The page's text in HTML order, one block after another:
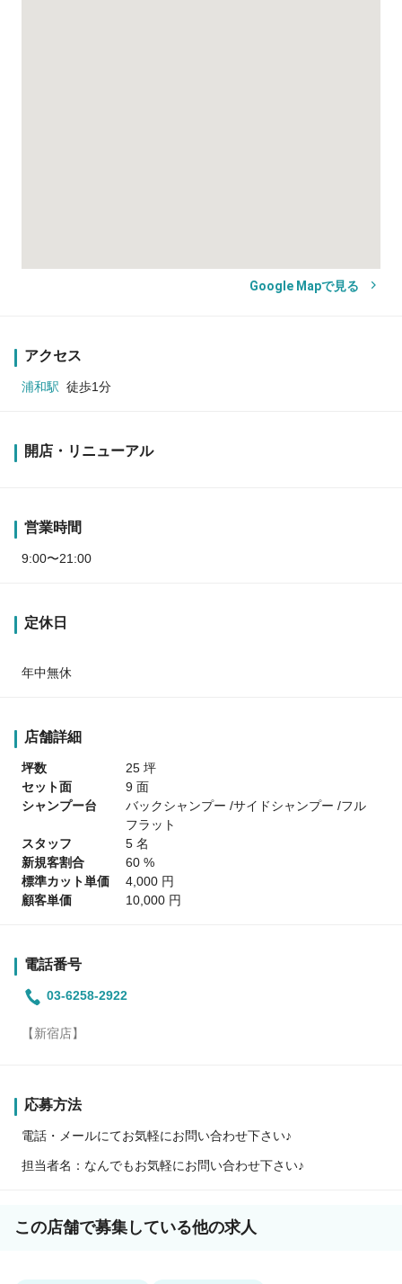
Google Mapで見る
アクセス
浦和駅 徒歩1分
開店・リニューアル
営業時間
9:00〜21:00
定休日
年中無休
店舗詳細
坪数
25 坪
セット面
9 面
シャンプー台
バックシャンプー /サイドシャンプー /フル
フラット
スタッフ
5 名
新規客割合
60 %
標準カット単価
4,000 円
顧客単価
10,000 円
電話番号
03-6258-2922
【新宿店】
応募方法
電話・メールにてお気軽にお問い合わせ下さい♪
担当者名：なんでもお気軽にお問い合わせ下さい♪
この店舗で募集している他の求人